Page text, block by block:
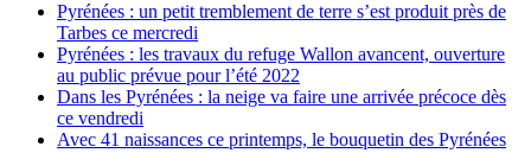
Pyrénées : un petit tremblement de terre s’est produit près de
Tarbes ce mercredi
Pyrénées : les travaux du refuge Wallon avancent, ouverture
au public prévue pour l’été 2022
Dans les Pyrénées : la neige va faire une arrivée précoce dès
ce vendredi
Avec 41 naissances ce printemps, le bouquetin des Pyrénées